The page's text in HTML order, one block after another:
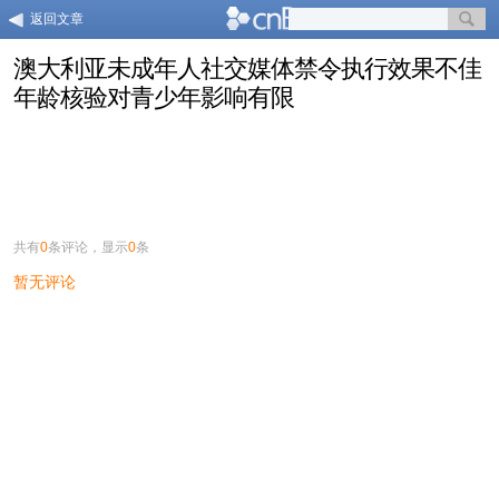
返回文章
澳大利亚未成年人社交媒体禁令执行效果不佳
年龄核验对青少年影响有限
共有0条评论，显示0条
暂无评论